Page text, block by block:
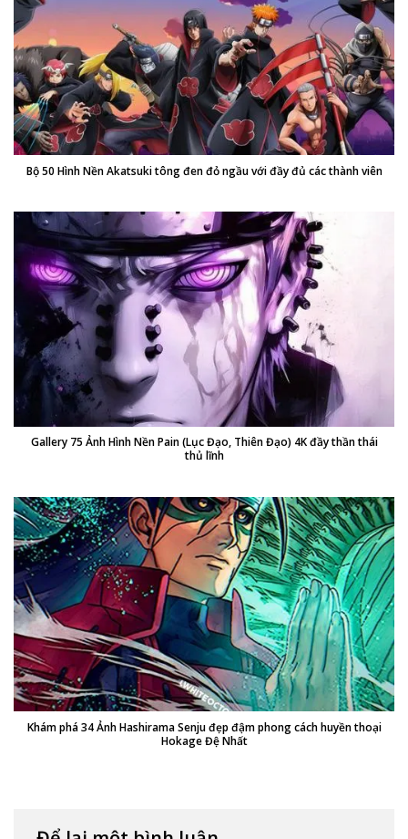
Bộ 50 Hình Nền Akatsuki tông đen đỏ ngầu với đầy đủ các thành viên
Gallery 75 Ảnh Hình Nền Pain (Lục Đạo, Thiên Đạo) 4K đầy thần thái
thủ lĩnh
Khám phá 34 Ảnh Hashirama Senju đẹp đậm phong cách huyền thoại
Hokage Đệ Nhất